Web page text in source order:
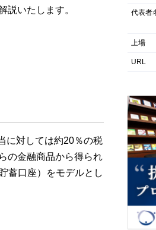
説いたします。
に対しては約20％の税
の金融商品から得られ
蓄口座）をモデルとし
代表者
上場
URL